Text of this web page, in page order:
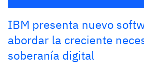
IBM presenta nuevo
abordar la creciente
soberanía digital